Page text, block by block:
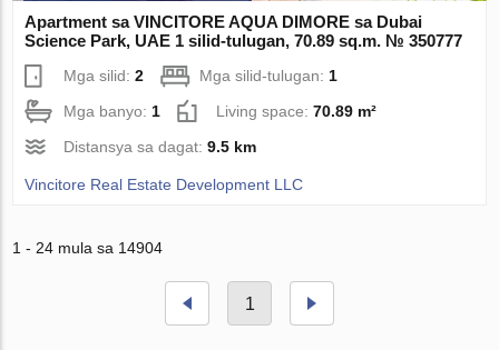
Apartment sa VINCITORE AQUA DIMORE sa Dubai
Science Park, UAE 1 silid-tulugan, 70.89 sq.m. № 350777
Mga silid:2 Mga silid-tulugan:1
Mga banyo:1 Living space:70.89 m²
Distansya sa dagat:9.5 km
Vincitore Real Estate Development LLC
1 - 24 mula sa 14904
1